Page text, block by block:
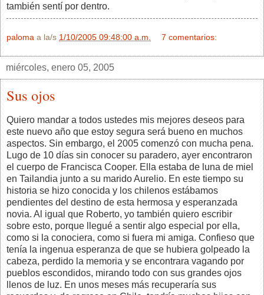
también sentí por dentro.
paloma a la/s 1/10/2005 09:48:00 a.m. 7 comentarios:
miércoles, enero 05, 2005
Sus ojos
Quiero mandar a todos ustedes mis mejores deseos para
este nuevo año que estoy segura será bueno en muchos
aspectos. Sin embargo, el 2005 comenzó con mucha pena.
Lugo de 10 días sin conocer su paradero, ayer encontraron
el cuerpo de Francisca Cooper. Ella estaba de luna de miel
en Tailandia junto a su marido Aurelio. En este tiempo su
historia se hizo conocida y los chilenos estábamos
pendientes del destino de esta hermosa y esperanzada
novia. Al igual que Roberto, yo también quiero escribir
sobre esto, porque llegué a sentir algo especial por ella,
como si la conociera, como si fuera mi amiga. Confieso que
tenía la ingenua esperanza de que se hubiera golpeado la
cabeza, perdido la memoria y se encontrara vagando por
pueblos escondidos, mirando todo con sus grandes ojos
llenos de luz. En unos meses más recuperaría sus